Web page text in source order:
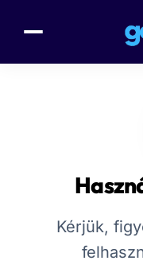
Kérjük,